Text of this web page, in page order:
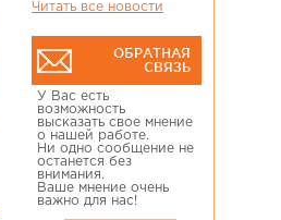
Читать все новости
ОБРАТНАЯ
СВЯЗЬ
У Вас есть
возможность
высказать свое мнение
о нашей работе.
Ни одно сообщение не
останется без
внимания.
Ваше мнение очень
важно для нас!